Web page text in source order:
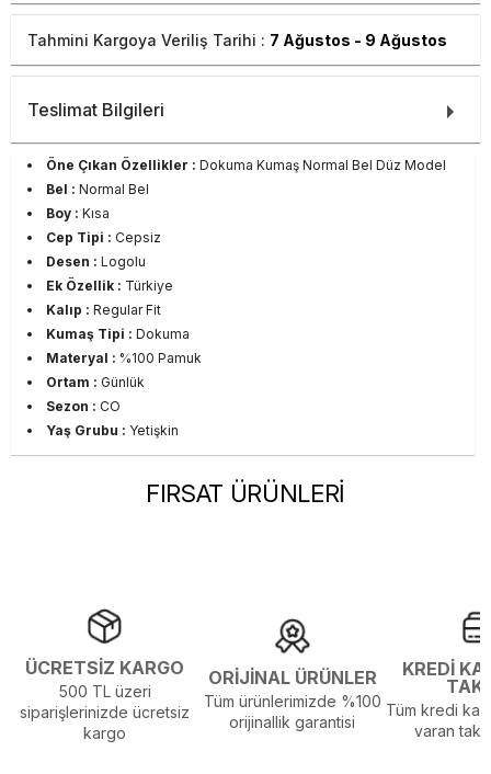
Tahmini Kargoya Veriliş Tarihi : 7 Ağustos - 9 Ağustos
Teslimat Bilgileri
Öne Çıkan Özellikler : Dokuma Kumaş Normal Bel Düz Model
Bel : Normal Bel
Boy : Kısa
Cep Tipi : Cepsiz
Desen : Logolu
Ek Özellik : Türkiye
Kalıp : Regular Fit
Kumaş Tipi : Dokuma
Materyal : %100 Pamuk
Ortam : Günlük
Sezon : CO
Yaş Grubu : Yetişkin
FIRSAT ÜRÜNLERİ
ÜCRETSİZ KARGO
500 TL üzeri
siparişlerinizde ücretsiz
kargo
ORİJİNAL ÜRÜNLER
Tüm ürünlerimizde %100
orijinallik garantisi
KREDİ
Tüm kredi
varan